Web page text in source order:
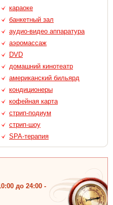
караоке
банкетный зал
аудио-видео аппаратура
аэромассаж
DVD
домашний кинотеатр
американский бильярд
кондиционеры
кофейная карта
стрип-подиум
стрип-шоу
SPA-терапия
до 24:00 -